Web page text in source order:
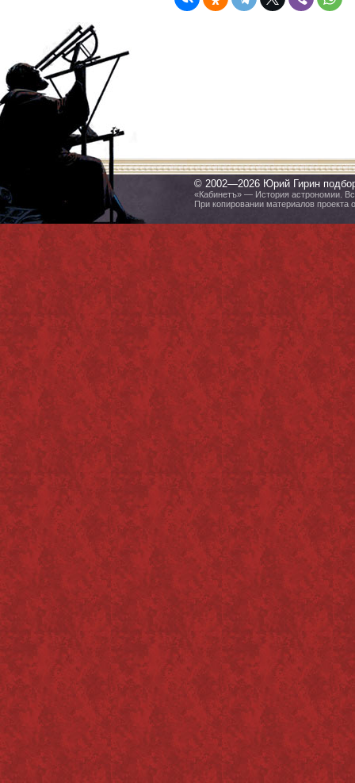
© 2002—2026 Юрий Гирин
«Кабинетъ» — История астрономии.
При копировании материалов проекта